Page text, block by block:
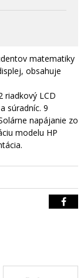
matematiky
obsahuje
riadkový LCD
súradníc. 9
napájanie zo
modelu HP